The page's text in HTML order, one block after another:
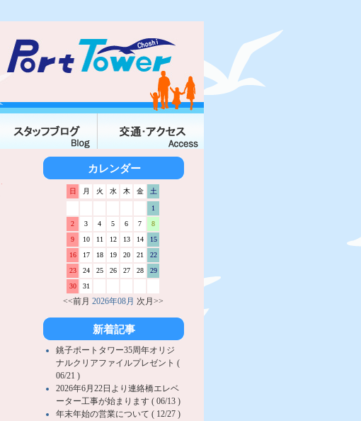
カレンダー
日 月 火 水 木 金 土
1
2
3 4 5 6 7
8
9
10 11 12 13 14
15
16
17 18 19 20 21
22
23
24 25 26 27 28
29
30
31
<<前月 2026年08月 次月>>
新着記事
銚子ポートタワー35周年オリジ
ナルクリアファイルプレゼント (
06/21 )
2026年6月22日より連絡橋エレベ
ーター工事が始まります ( 06/13 )
年末年始の営業について ( 12/27 )